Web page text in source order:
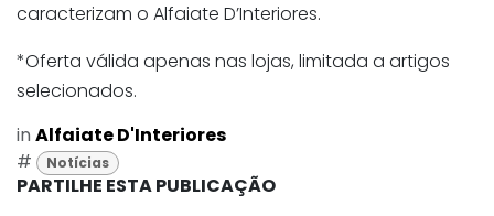
caracterizam o Alfaiate D’Interiores.
*Oferta válida apenas nas lojas, limitada a artigos
selecionados.
inAlfaiate D'Interiores
#
Notícias
PARTILHE ESTA PUBLICAÇÃO